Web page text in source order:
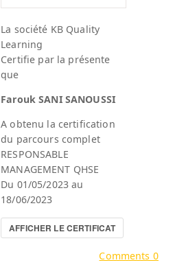
La société KB Quality
Learning
Certifie par la présente
que
Farouk SANI SANOUSSI
A obtenu la certification
du parcours complet
RESPONSABLE
MANAGEMENT QHSE
Du 01/05/2023 au
18/06/2023
AFFICHER LE CERTIFICAT
Comments 0